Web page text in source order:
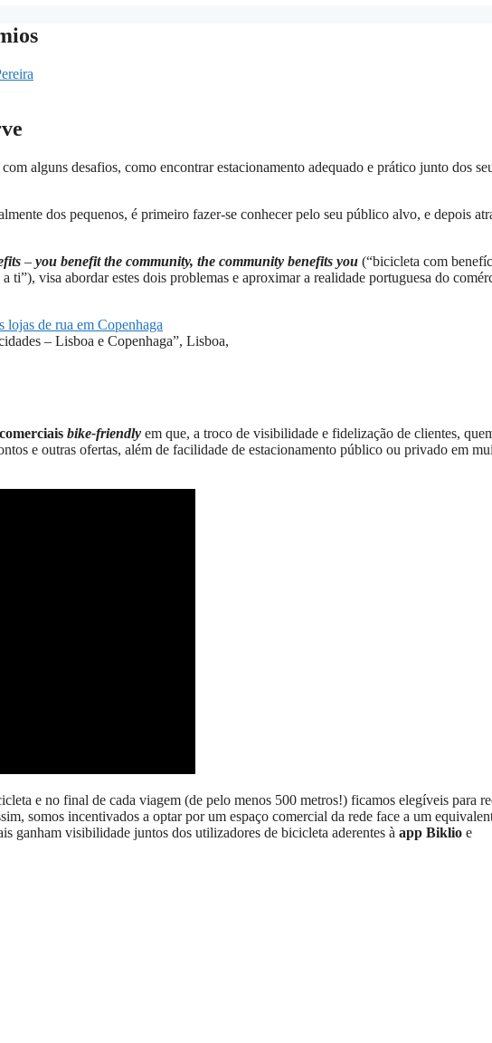
alguns desafios, como encontrar estacionamento adequado e prático junto dos
dos pequenos, é primeiro fazer-se conhecer pelo seu público alvo, e depois
– you benefit the community, the community benefits you (“bicicleta com
ti”), visa abordar estes dois problemas e aproximar a realidade portuguesa do
– Lisboa e Copenhaga”, Lisboa,
bike-friendly em que, a troco de visibilidade e fidelização de clientes,
e outras ofertas, além de facilidade de estacionamento público ou privado em
e no final de cada viagem (de pelo menos 500 metros!) ficamos elegíveis para
somos incentivados a optar por um espaço comercial da rede face a um
ganham visibilidade juntos dos utilizadores de bicicleta aderentes à app Biklio e